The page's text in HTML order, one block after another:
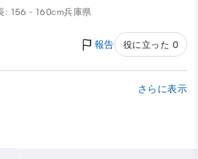
: 156 - 160cm兵庫県
報告 役に立った 0
さらに表示